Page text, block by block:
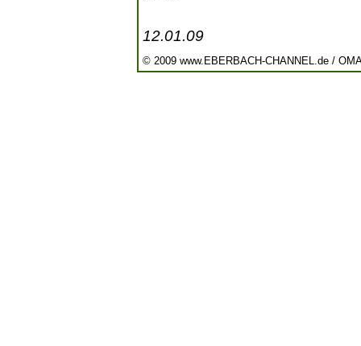
12.01.09
© 2009 www.EBERBACH-CHANNEL.de /